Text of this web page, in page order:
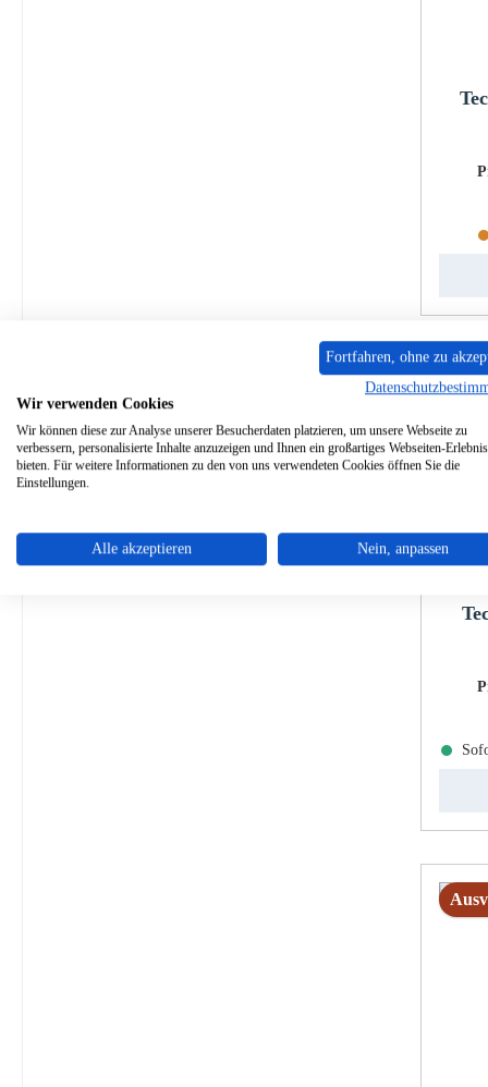
Fortfahren, ohne zu
Wir verwenden Cookies
Wir können diese zur Analyse unserer Besucherdaten platzieren, um unsere Webseite zu
verbessern, personalisierte Inhalte anzuzeigen und Ihnen ein großartiges Webseiten-
bieten. Für weitere Informationen zu den von uns verwendeten Cookies öffnen Sie die
Einstellungen.
Alle akzeptieren Nein, anpassen